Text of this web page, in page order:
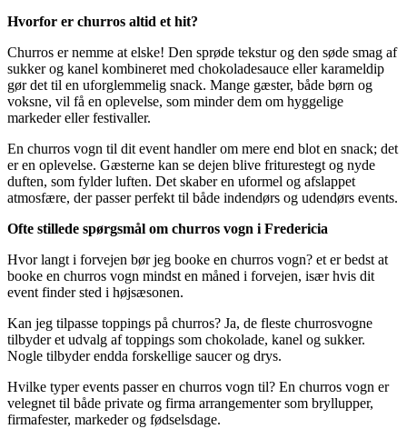
Hvorfor er churros altid et hit?
Churros er nemme at elske! Den sprøde tekstur og den søde smag af
sukker og kanel kombineret med chokoladesauce eller karameldip
gør det til en uforglemmelig snack. Mange gæster, både børn og
voksne, vil få en oplevelse, som minder dem om hyggelige
markeder eller festivaller.
En churros vogn til dit event handler om mere end blot en snack; det
er en oplevelse. Gæsterne kan se dejen blive friturestegt og nyde
duften, som fylder luften. Det skaber en uformel og afslappet
atmosfære, der passer perfekt til både indendørs og udendørs events.
Ofte stillede spørgsmål om churros vogn i Fredericia
Hvor langt i forvejen bør jeg booke en churros vogn? et er bedst at
booke en churros vogn mindst en måned i forvejen, især hvis dit
event finder sted i højsæsonen.
Kan jeg tilpasse toppings på churros? Ja, de fleste churrosvogne
tilbyder et udvalg af toppings som chokolade, kanel og sukker.
Nogle tilbyder endda forskellige saucer og drys.
Hvilke typer events passer en churros vogn til? En churros vogn er
velegnet til både private og firma arrangementer som bryllupper,
firmafester, markeder og fødselsdage.